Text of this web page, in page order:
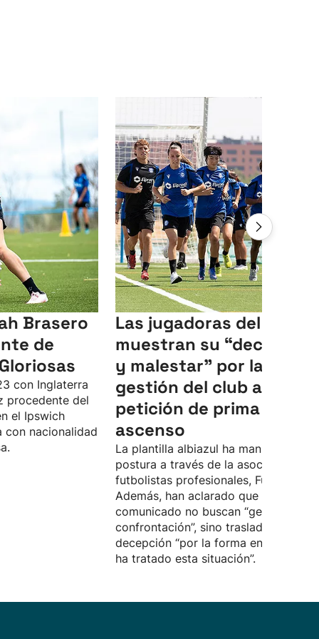
Brasero
de
con Inglaterra
procedente del
el Ipswich
con nacionalidad
Las jugadoras del Alavés
muestran su “decepción
y malestar” por la
gestión del club a la
petición de prima por el
ascenso
La plantilla albiazul ha manifestado
postura a través de la asociación de
futbolistas profesionales, Futpro.
Además, han aclarado que con el
comunicado no buscan “generar
confrontación”, sino trasladar su
decepción “por la forma en la que se
ha tratado esta situación”.